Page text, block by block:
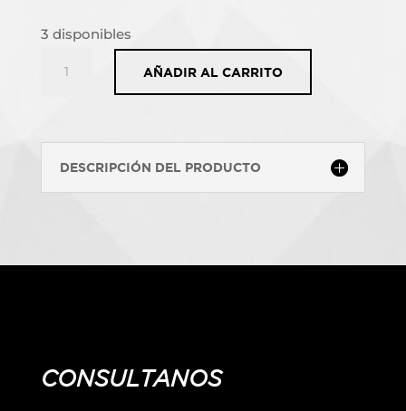
3 disponibles
AÑADIR AL CARRITO
DESCRIPCIÓN DEL PRODUCTO
CONSULTANOS